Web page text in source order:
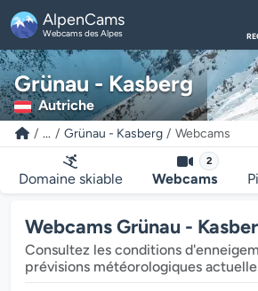
AlpenCams
Webcams des Alpes
Grünau - Kasberg
Autriche
... Grünau - Kasberg Webcams
Domaine skiable
2
Webcams
Webcams Grünau -
Consultez les conditions
prévisions météorologiques